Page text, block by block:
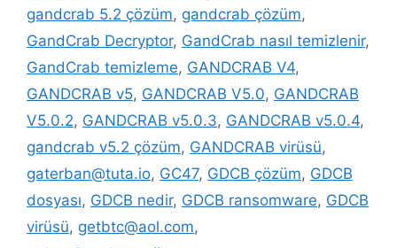
gandcrab 5.2 çözüm, gandcrab çözüm,
GandCrab Decryptor, GandCrab nasıl temizlenir,
GandCrab temizleme, GANDCRAB V4,
GANDCRAB v5, GANDCRAB V5.0, GANDCRAB
V5.0.2, GANDCRAB v5.0.3, GANDCRAB v5.0.4,
gandcrab v5.2 çözüm, GANDCRAB virüsü,
gaterban@tuta.io, GC47, GDCB çözüm, GDCB
dosyası, GDCB nedir, GDCB ransomware, GDCB
virüsü, getbtc@aol.com,